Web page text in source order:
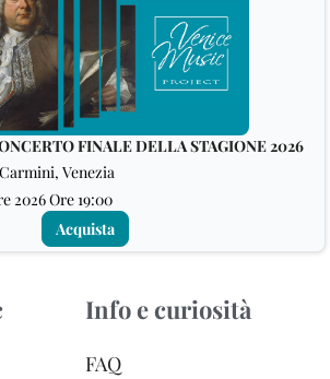
FINALE DELLA STAGIONE 2026
Venezia
2026Ore 19:00
Acquista
Info e curiosità
FAQ